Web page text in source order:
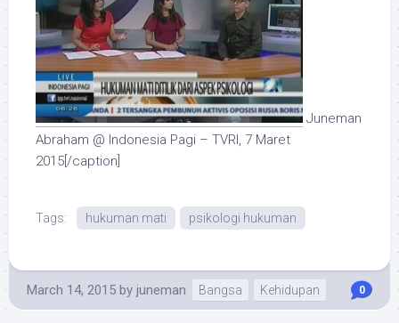
Juneman
Abraham @ Indonesia Pagi – TVRI, 7 Maret
2015[/caption]
Tags: hukuman mati psikologi hukuman
March 14, 2015 by juneman Bangsa Kehidupan 0